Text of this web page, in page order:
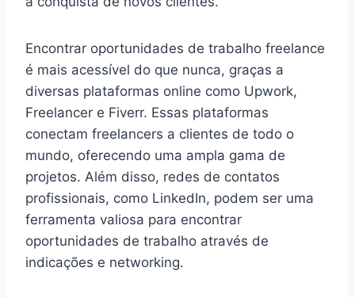
Encontrar oportunidades de trabalho freelance
é mais acessível do que nunca, graças a
diversas plataformas online como Upwork,
Freelancer e Fiverr. Essas plataformas
conectam freelancers a clientes de todo o
mundo, oferecendo uma ampla gama de
projetos. Além disso, redes de contatos
profissionais, como LinkedIn, podem ser uma
ferramenta valiosa para encontrar
oportunidades de trabalho através de
indicações e networking.